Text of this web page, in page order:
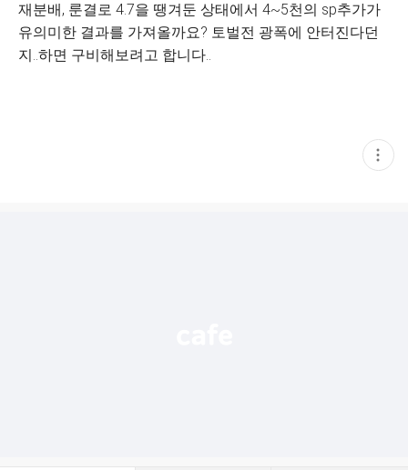
재분배, 룬결로 4.7을 땡겨둔 상태에서 4~5천의 sp추가가
유의미한 결과를 가져올까요? 토벌전 광폭에 안터진다던
지..하면 구비해보려고 합니다..
현
재